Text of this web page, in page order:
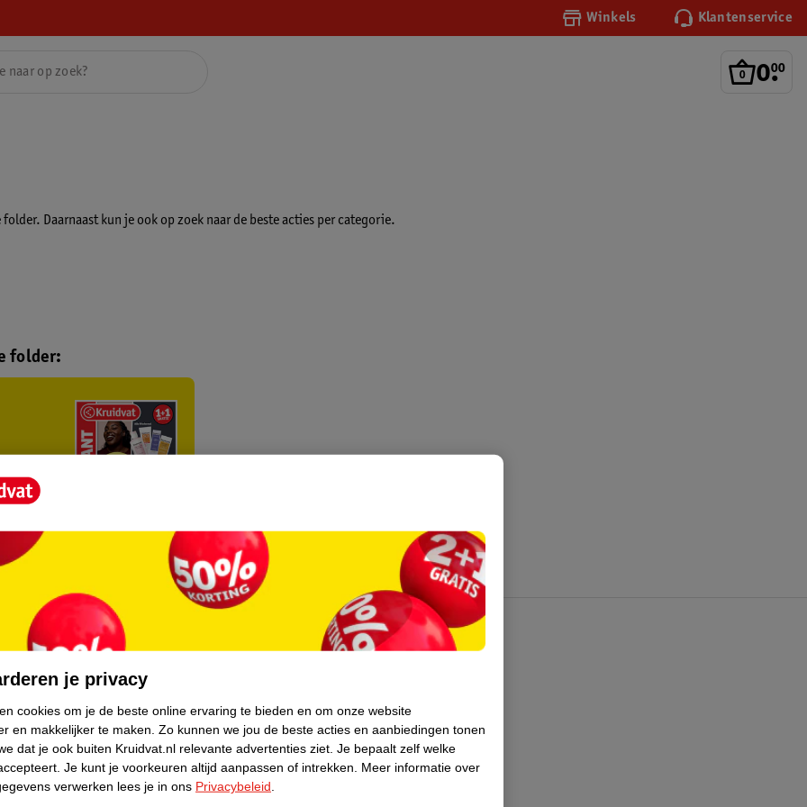
Winkels Klantenservice
0.
00
Daarnaast kun je ook op zoek naar de beste acties per categorie.
folder:
Over Kruidvat
Pers
Winkelformule
Bedrijfsgegevens
je privacy
cookies om je de beste online ervaring te bieden en om onze website
en makkelijker te maken. Zo kunnen we jou de beste acties en aanbiedingen tonen
dat je ook buiten Kruidvat.nl relevante advertenties ziet. Je bepaalt zelf welke
Je kunt je voorkeuren altijd aanpassen of intrekken.
Meer informatie over
verwerken lees je in ons Privacybeleid